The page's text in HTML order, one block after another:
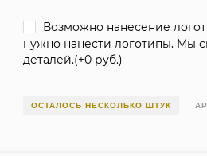
Возможно нанесение
нужно нанести логотипы. Мы
деталей.(+0 руб.)
ОСТАЛОСЬ НЕСКОЛЬКО ШТУК